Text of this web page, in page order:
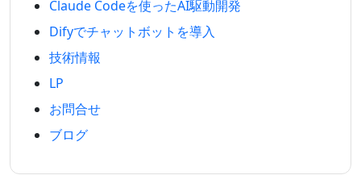
Claude Codeを使ったAI駆動開発
Difyでチャットボットを導入
技術情報
LP
お問合せ
ブログ